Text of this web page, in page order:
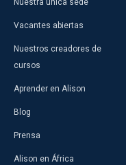
Nuestra única sede
Vacantes abiertas
Nuestros creadores de
cursos
Aprender en Alison
Blog
Prensa
Alison en África